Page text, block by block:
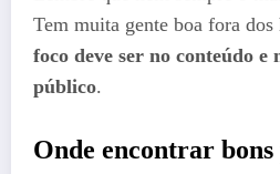
Tem muita gente boa fora
foco deve ser no conteúdo e
público.
Onde encontrar